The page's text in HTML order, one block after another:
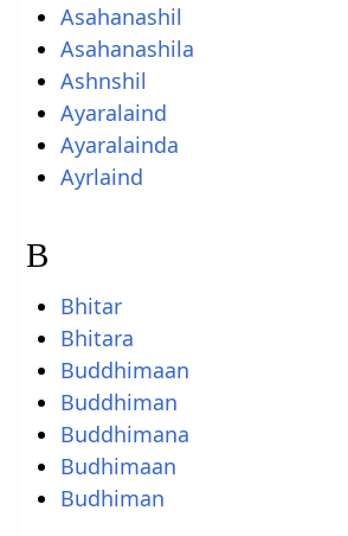
Asahanashil
Asahanashila
Ashnshil
Ayaralaind
Ayaralainda
Ayrlaind
B
Bhitar
Bhitara
Buddhimaan
Buddhiman
Buddhimana
Budhimaan
Budhiman